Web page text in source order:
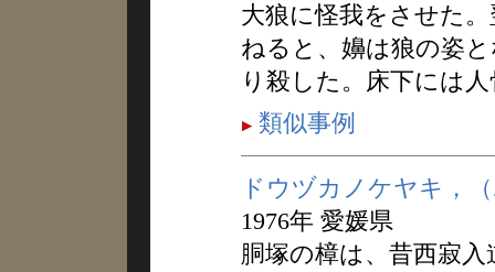
大狼に怪我をさせた
ねると、嬶は狼の姿
り殺した。床下には
類似事例
ドウヅカノケヤキ，
1976年 愛媛県
胴塚の樟は、昔西寂